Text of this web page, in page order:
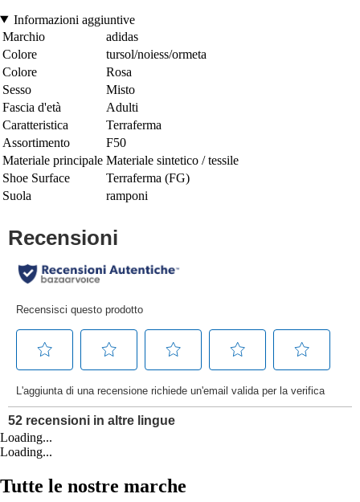
Informazioni aggiuntive
Marchio
adidas
Colore
tursol/noiess/ormeta
Colore
Rosa
Sesso
Misto
Fascia d'età
Adulti
Caratteristica
Terraferma
Assortimento
F50
Materiale principale Materiale sintetico / tessile
Shoe Surface
Terraferma (FG)
Suola
ramponi
Loading...
Loading...
Tutte le nostre marche